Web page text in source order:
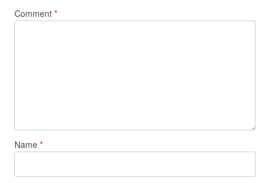
Comment *
Name *